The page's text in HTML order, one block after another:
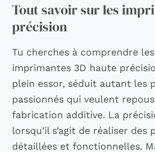
Tout savoir sur les
précision
Tu cherches à comprendre
imprimantes 3D haute
plein essor, séduit autant les
passionnés qui veulent
fabrication additive. La
lorsqu’il s’agit de réaliser des
détaillées et fonctionnelles.